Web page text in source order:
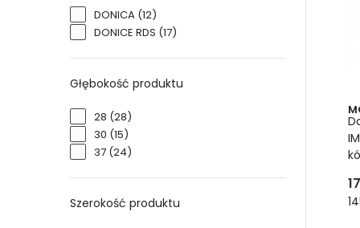
DONICA (12)
DONICE RDS (17)
Głębokość produktu
28 (28)
30 (15)
37 (24)
Szerokość produktu
Na